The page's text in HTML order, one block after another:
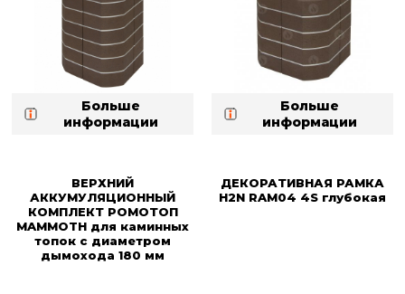
Больше
информации
Больше
информации
ВЕРХНИЙ
АККУМУЛЯЦИОННЫЙ
КОМПЛЕКТ РОМОТОП
MAMMOTH для каминных
топок с диаметром
дымохода 180 мм
ДЕКОРАТИВНАЯ РАМКА
H2N RAM04 4S глубокая